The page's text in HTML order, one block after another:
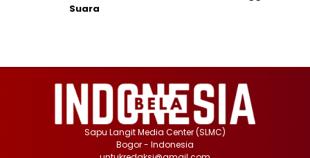
Suara
Sapu Langit Media Center (SLMC)
Bogor - Indonesia